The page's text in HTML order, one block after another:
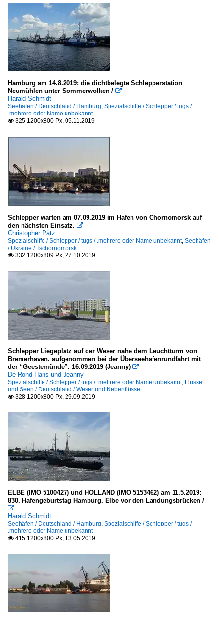
Segelschiffe
4- und mehr Master
S
Sonstiges
Galerien
Sail 2010 Bremerhaven
Sail 2015 Bremerhaven
Stimmungsbilder
Hafeneinrichtungen
Sonstiges
Seezeichen, Leuchtfeuer in Deutschland
Weser
Spezialschiffe
Bagger / dredger
. Name unbekannt
P
Forschungsschiffe / research vessel
W
Lotsenboote / pilot boats
Deutschland
Polizeiboote u. -schiffe - Deutschland
nicht eindeutig zuzuordnen
Unternehmen
Dänemark
A.P. Moller - Maersk Group
Bugsier, Hamburg
Deutsche Binnenreederei AG, Berlin
Hamburg am 14.8.2019: die dichtbelegte Schlepperstation
Neumühlen unter Sommerwolken / 
Harald Schmidt
Seehäfen / Deutschland / Hamburg, Spezialschiffe / Schlepper / tugs /
.mehrere oder Name unbekannt
 325 1200x800 Px, 05.11.2019
Schlepper warten am 07.09.2019 im Hafen von Chornomorsk auf
den nächsten Einsatz. 
Christopher Pätz
Spezialschiffe / Schlepper / tugs / .mehrere oder Name unbekannt, Seehäfen
/ Ukraine / Tschornomorsk
 332 1200x809 Px, 27.10.2019
Schlepper Liegeplatz auf der Weser nahe dem Leuchtturm von
Bremerhaven. aufgenommen bei der Überseehafenrundfahrt mit
der “Geestemünde”. 16.09.2019 (Jeanny) 
De Rond Hans und Jeanny
Spezialschiffe / Schlepper / tugs / .mehrere oder Name unbekannt, Flüsse
und Seen / Deutschland / Weser und Nebenflüsse
 328 1200x800 Px, 29.09.2019
ELBE (IMO 5100427) und HOLLAND (IMO 5153462) am 11.5.2019:
830. Hafengeburtstag Hamburg, Elbe vor den Landungsbrücken /

Harald Schmidt
Seehäfen / Deutschland / Hamburg, Spezialschiffe / Schlepper / tugs /
.mehrere oder Name unbekannt
 415 1200x800 Px, 13.05.2019